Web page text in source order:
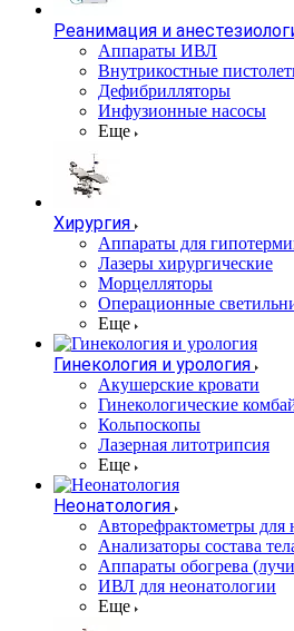
Реанимация и
Аппараты ИВЛ
Внутрикостные
Дефибрилляторы
Инфузионные насосы
Еще
Хирургия
Аппараты для
Лазеры хирургические
Морцелляторы
Операционные
Еще
Гинекология и урология
Акушерские кровати
Гинекологические
Кольпоскопы
Лазерная литотрипсия
Еще
Неонатология
Авторефрактометры для
Анализаторы состава
Аппараты обогрева
ИВЛ для неонатологии
Еще